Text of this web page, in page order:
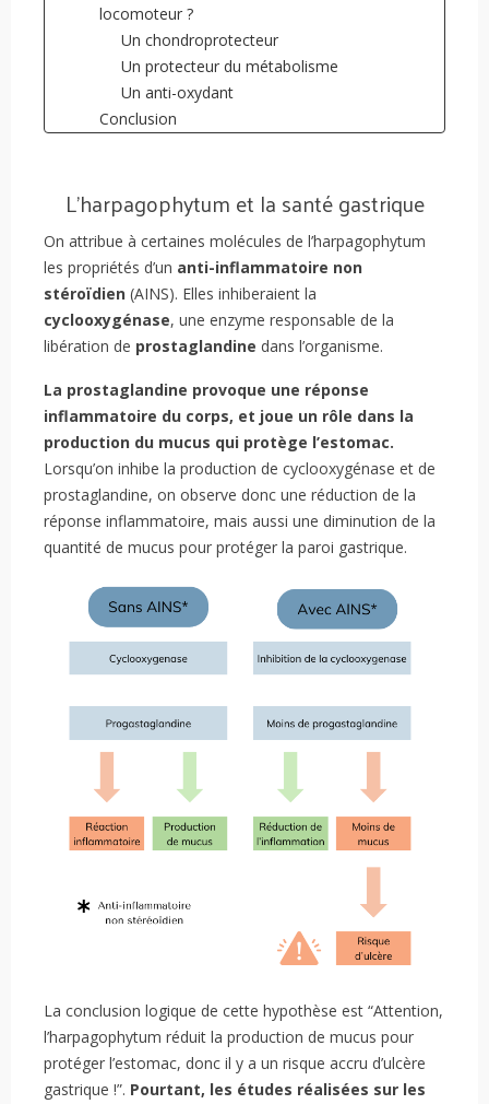
locomoteur ?
Un chondroprotecteur
Un protecteur du métabolisme
Un anti-oxydant
Conclusion
L’harpagophytum et la santé gastrique
On attribue à certaines molécules de l’harpagophytum
les propriétés d’un anti-inflammatoire non
stéroïdien (AINS). Elles inhiberaient la
cyclooxygénase, une enzyme responsable de la
libération de prostaglandine dans l’organisme.
La prostaglandine provoque une réponse
inflammatoire du corps, et joue un rôle dans la
production du mucus qui protège l’estomac.
Lorsqu’on inhibe la production de cyclooxygénase et de
prostaglandine, on observe donc une réduction de la
réponse inflammatoire, mais aussi une diminution de la
quantité de mucus pour protéger la paroi gastrique.
La conclusion logique de cette hypothèse est “Attention,
l’harpagophytum réduit la production de mucus pour
protéger l’estomac, donc il y a un risque accru d’ulcère
gastrique !”. Pourtant, les études réalisées sur les